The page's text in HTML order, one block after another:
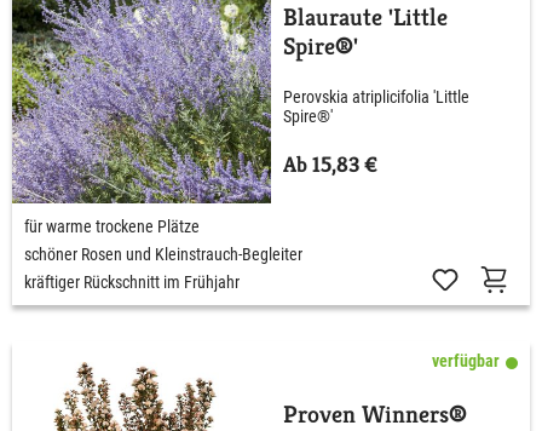
Blauraute 'Little
Spire®'
Perovskia atriplicifolia 'Little
Spire®'
Ab 15,83 €
für warme trockene Plätze
schöner Rosen und Kleinstrauch-Begleiter
kräftiger Rückschnitt im Frühjahr
verfügbar
Proven Winners®